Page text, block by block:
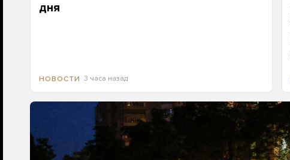
дня
НОВОСТИ 3 часа назад